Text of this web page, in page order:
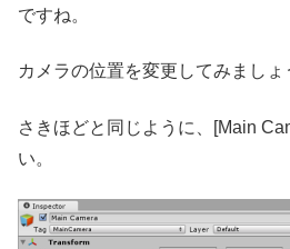
ですね。
カメラの位置を変更してみましょ
さきほどと同じように、[Main
い。